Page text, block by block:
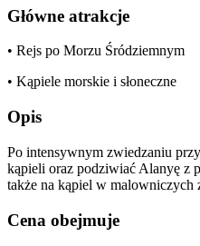
Główne atrakcje
• Rejs po Morzu Śródziemnym
• Kąpiele morskie i słoneczne
Opis
Po intensywnym zwiedzaniu
kąpieli oraz podziwiać Alanyę z
także na kąpiel w
Cena obejmuje